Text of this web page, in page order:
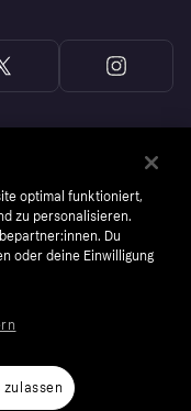
optimal funktioniert,
zu personalisieren.
Du
oder deine Einwilligung
zulassen